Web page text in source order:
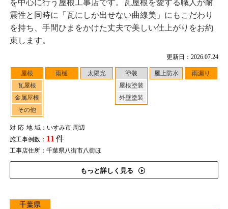
更新日：2026.07.24
屋根
瓦屋根
金属屋根
その他
雨樋 太陽光
塗装
屋根塗装
外壁塗装
屋上防水 雨漏り
対応地域：いすみ市 周辺
施工事例数： 11 件
工事店住所：千葉県八街市八街ほ
もっと詳しく見る
を中心に行う屋根工事店です。瓦屋根を愛する職人が耐
震性と同時に「瓦にしか出せない曲線美」にもこだわり
を持ち、手間ひまをかけた丈夫で美しい仕上がりをお約
束します。
千葉県